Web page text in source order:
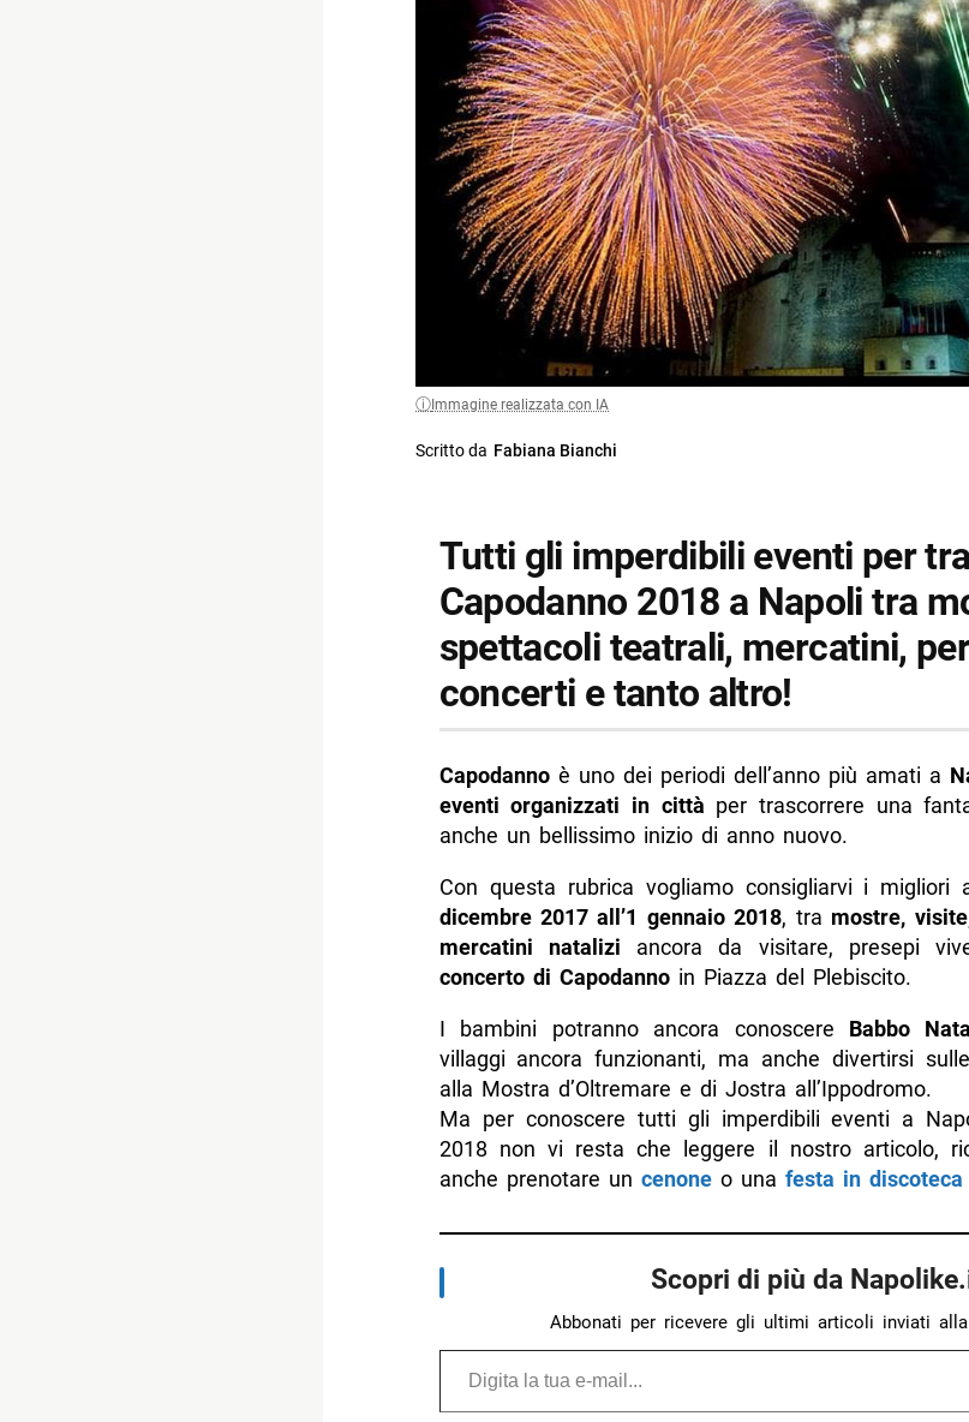
Immagine realizzata con IA
Scritto da Fabiana Bianchi
Tutti gli imperdibili eventi per
Capodanno 2018 a Napoli tra
spettacoli teatrali, mercatini,
concerti e tanto altro!
Capodannoè uno dei periodi dell’anno più amati a
eventi organizzati in città per trascorrere una
anche un bellissimo inizio di anno nuovo.
Con questa rubrica vogliamo consigliarvi i migliori
dicembre 2017 all’1 gennaio 2018, tra mostre,
mercatini natalizi ancora da visitare, presepi
concerto di Capodannoin Piazza del Plebiscito.
I bambini potranno ancora conoscere Babbo
villaggi ancora funzionanti, ma anche divertirsi
alla Mostra d’Oltremare e di Jostra all’Ippodromo.
Ma per conoscere tutti gli imperdibili eventi a
2018 non vi resta che leggere il nostro articolo,
anche prenotare un cenoneo una festa in discoteca
Scopri di più da
Abbonati per ricevere gli ultimi articoli inviati
Digita la tua e-mail...